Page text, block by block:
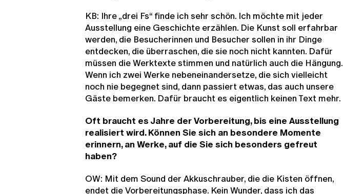
KB: Ihre „drei Fs“ finde ich sehr schön. Ich möchte mit jeder
Ausstellung eine Geschichte erzählen. Die Kunst soll erfahrbar
werden, die Besucherinnen und Besucher sollen in ihr Dinge
entdecken, die überraschen, die sie noch nicht kannten. Dafür
müssen die Werktexte stimmen und natürlich auch die Hängung.
Wenn ich zwei Werke nebeneinandersetze, die sich vielleicht
noch nie begegnet sind, dann passiert etwas, das auch unsere
Gäste bemerken. Dafür braucht es eigentlich keinen Text mehr.
Oft braucht es Jahre der Vorbereitung, bis eine Ausstellung
realisiert wird. Können Sie sich an besondere Momente
erinnern, an Werke, auf die Sie sich besonders gefreut
haben?
OW: Mit dem Sound der Akkuschrauber, die die Kisten öffnen,
endet die Vorbereitungsphase. Kein Wunder, dass ich das